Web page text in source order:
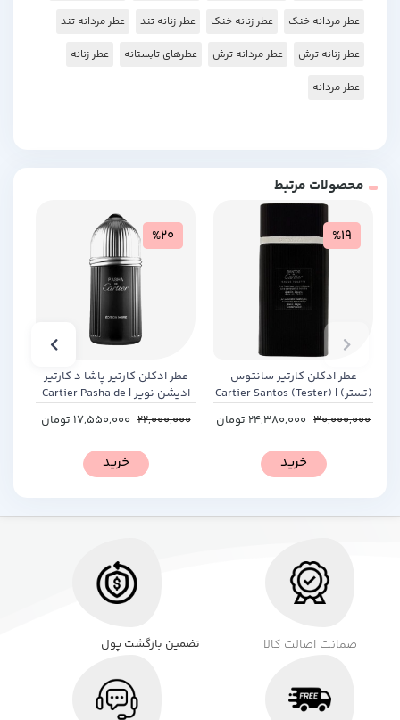
عطر مردانه خنک عطر زنانه خنک عطر زنانه تند عطر مردانه تند
عطر زنانه ترش عطر مردانه ترش عطرهای تابستانه عطر زنانه
عطر مردانه
محصولات مرتبط
%19
عطر ادکلن کارتیر سانتوس
(تستر) | Cartier Santos (Tester)
30,000,000
24,380,000 تومان
خرید
%20
عطر ادکلن کارتیر پاشا د کارتیر
ادیشن نویر | Cartier Pasha de
Cartier Edition Noire
22,000,000
17,550,000 تومان
خرید
ضمانت اصالت کالا تضمین بازگشت پول